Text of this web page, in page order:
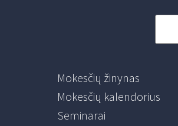
Mokesčių žinynas
Mokesčių kalendorius
Seminarai